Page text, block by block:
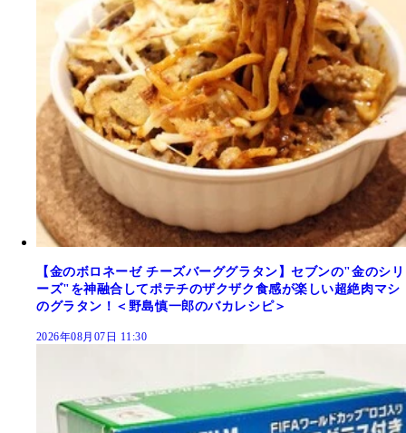
【金のボロネーゼ チーズバーググラタン】セブンの"金のシリ
ーズ"を神融合してポテチのザクザク食感が楽しい超絶肉マシ
のグラタン！＜野島慎一郎のバカレシピ＞
2026年08月07日 11:30